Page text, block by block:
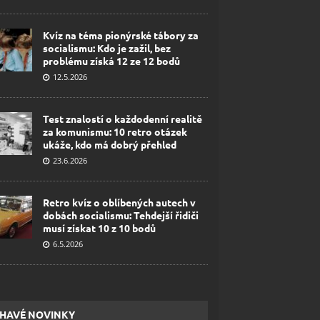
Kvíz na téma pionýrské tábory za
socialismu: Kdo je zažil, bez
problému získá 12 ze 12 bodů
12.5.2026
Test znalostí o každodenní realitě
za komunismu: 10 retro otázek
ukáže, kdo má dobrý přehled
23.6.2026
Retro kvíz o oblíbených autech v
dobách socialismu: Tehdejší řidiči
musí získat 10 z 10 bodů
6.5.2026
NOVINKY